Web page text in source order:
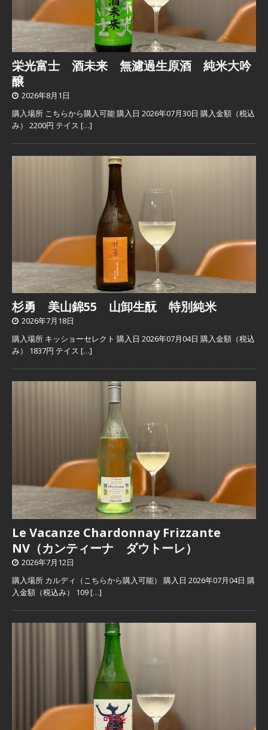
栄光富士 酒未来 無濾過生原酒 純米大吟
醸
2026年8月1日
購入場所 こちらから購入可能 購入日 2026年07月30日 購入金額（税込
み） 2200円 テイス […]
杉勇 美山錦55 山卸生酛 特別純米
2026年7月18日
購入場所 キッショーセレクト 購入日 2026年07月04日 購入金額（税込
み） 1837円 テイス […]
Le Vacanze Chardonnay Frizzante
NV（カンティーナ ダウトーレ）
2026年7月12日
購入場所 カルディ（こちらから購入可能） 購入日 2026年07月04日 購
入金額（税込み） 109[…]